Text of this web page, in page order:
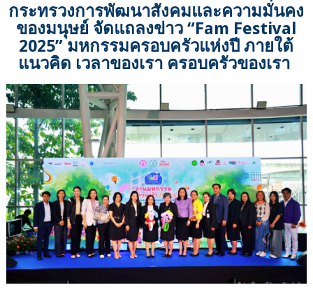
กระทรวงการพัฒนาสังคมและความมั่นคง
ของมนุษย์ จัดแถลงข่าว “Fam Festival
2025” มหกรรมครอบครัวแห่งปี ภายใต้
แนวคิด เวลาของเรา ครอบครัวของเรา